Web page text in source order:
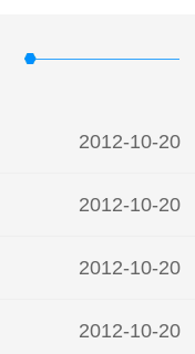
2012-10-20
2012-10-20
2012-10-20
2012-10-20